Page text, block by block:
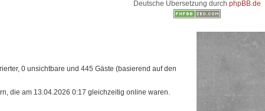
Deutsche Übersetzung durch phpBB.de
0 unsichtbare und 445 Gäste (basierend auf den
die am 13.04.2026 0:17 gleichzeitig online waren.